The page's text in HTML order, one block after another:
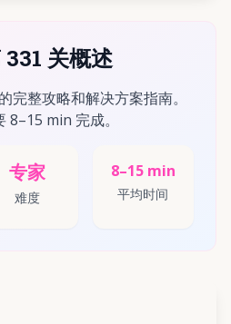
关概述
完整攻略和解决方案指南。
min 完成。
专家
难度
8–15 min
平均时间